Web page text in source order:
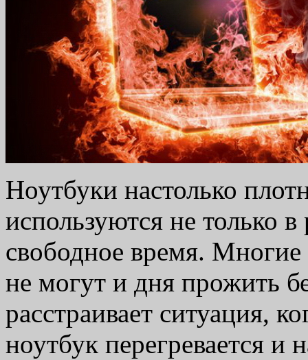
Ноутбуки настолько
используются не только
свободное время.
не могут и дня прожить
расстраивает ситуация,
ноутбук перегревается и